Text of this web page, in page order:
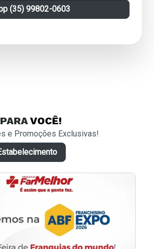
(35) 99802-0603
PARAVOCÊ!
e Promoções Exclusivas!